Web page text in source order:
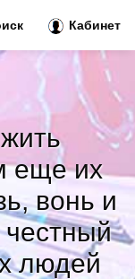
еще их
вонь и
людей
Кабинет